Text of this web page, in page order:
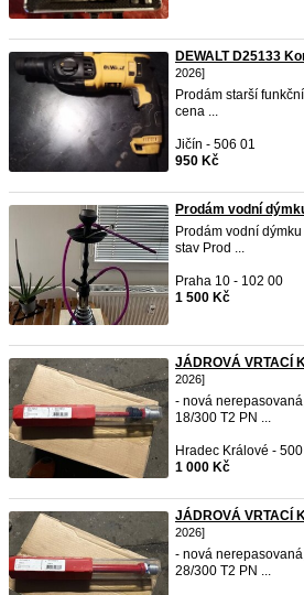
DEWALT D25133
2026]
Prodám starší
cena ...
Jičín - 506 01
950 Kč
Prodám vodní
Prodám vodní
stav Prod ...
Praha 10 - 102 00
1 500 Kč
JÁDROVÁ VRTACÍ
2026]
- nová
18/300 T2 PN ...
Hradec Králové -
1 000 Kč
JÁDROVÁ VRTACÍ
2026]
- nová
28/300 T2 PN ...